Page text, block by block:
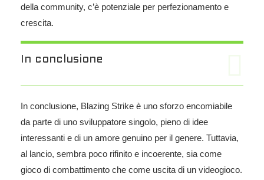
della community, c’è potenziale per perfezionamento e
crescita.
In conclusione
In conclusione, Blazing Strike è uno sforzo encomiabile
da parte di uno sviluppatore singolo, pieno di idee
interessanti e di un amore genuino per il genere. Tuttavia,
al lancio, sembra poco rifinito e incoerente, sia come
gioco di combattimento che come uscita di un videogioco.